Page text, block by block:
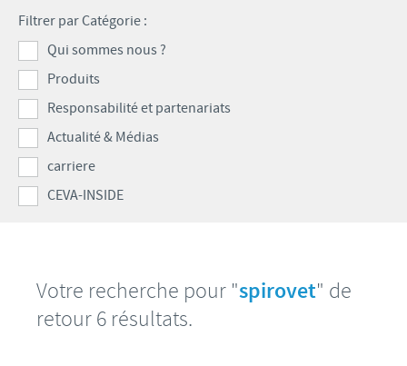
Avantages du poussin Ceva Inside
C.H.I.C.K. Program®
Vaccins couvoirs
Equipements de vaccination
Importance de la responsabilité
Programmes de soutien
Business et partenariat scientifique
CARRIERE
Offres d'emploi
CONTACTEZ-NOUS
Filtrer par Catégorie :
Qui sommes nous ?
Produits
Responsabilité et partenariats
Actualité & Médias
carriere
CEVA-INSIDE
Votre recherche pour "spirovet" de
retour 6 résultats.